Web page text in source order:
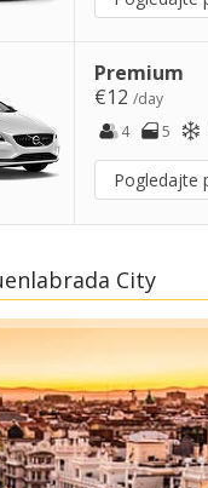
Premium
€12/day
4
5
Pogledajte
City